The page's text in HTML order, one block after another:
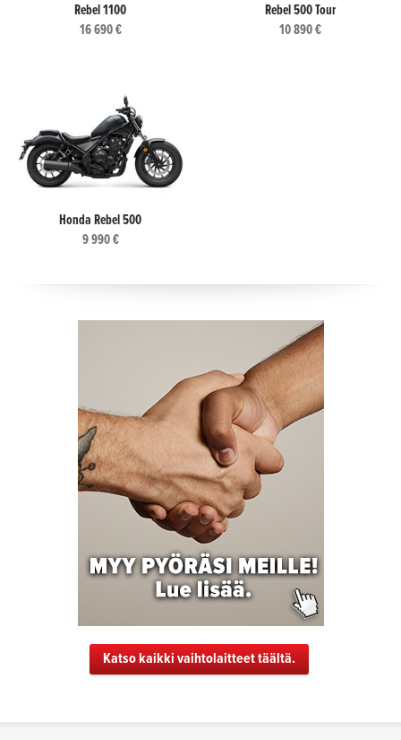
Rebel 1100
16 690 €
Rebel 500 Tour
10 890 €
Honda Rebel 500
9 990 €
Katso kaikki vaihtolaitteet täältä.